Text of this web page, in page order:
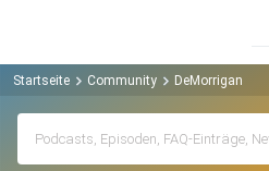
Startseite Community DeMorrigan